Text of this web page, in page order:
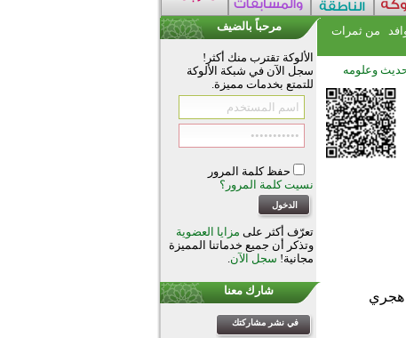
من ثمرات
وعلومه
مرحباً بالضيف
الألوكة تقترب منك أكثر!
سجل الآن في شبكة الألوكة
للتمتع بخدمات مميزة.
حفظ كلمة المرور
نسيت كلمة المرور؟
تعرّف أكثر على مزايا العضوية
وتذكر أن جميع خدماتنا المميزة
مجانية! سجل الآن.
شارك معنا
في نشر مشاركتك